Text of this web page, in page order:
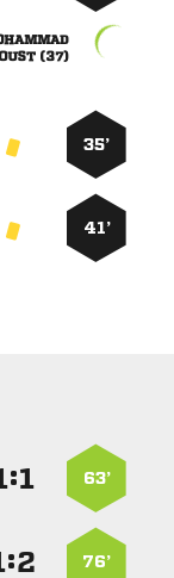

35’
41’
63’
:
76’
: